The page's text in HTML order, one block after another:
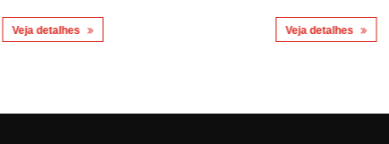
Veja detalhes Veja detalhes